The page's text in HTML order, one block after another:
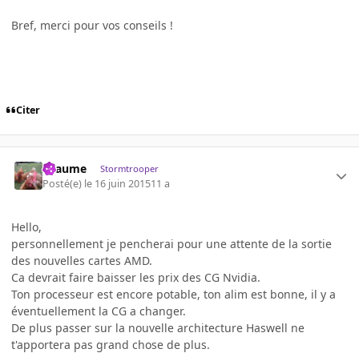
Bref, merci pour vos conseils !
Citer
Lyaume Stormtrooper
Posté(e) le 16 juin 201511 a
Hello,
personnellement je pencherai pour une attente de la sortie
des nouvelles cartes AMD.
Ca devrait faire baisser les prix des CG Nvidia.
Ton processeur est encore potable, ton alim est bonne, il y a
éventuellement la CG a changer.
De plus passer sur la nouvelle architecture Haswell ne
t'apportera pas grand chose de plus.